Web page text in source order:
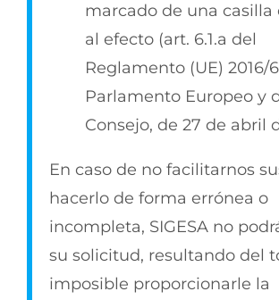
marcado de una casilla
al efecto (art. 6.1.a del
Reglamento (UE) 2016/
Parlamento Europeo y
Consejo, de 27 de abril
En caso de no facilitarnos
hacerlo de forma errónea o
incompleta, SIGESA no
su solicitud, resultando del
imposible proporcionarle la